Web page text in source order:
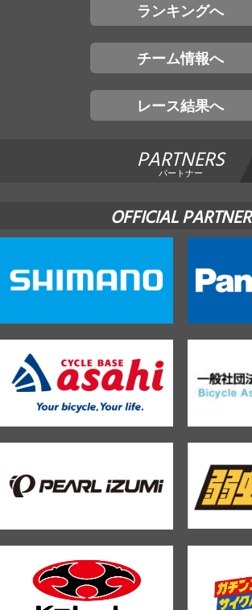
ランキングへ
チーム情報へ
レース結果へ
PARTNERS
パートナー
OFFICIAL PARTNER